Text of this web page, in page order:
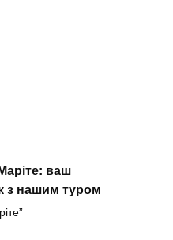
ваш
з нашим туром